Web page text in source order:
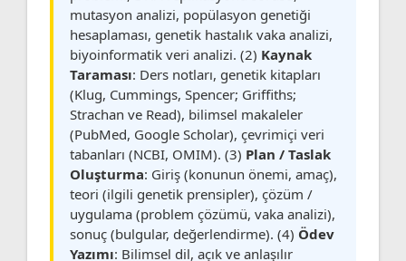
mutasyon analizi, popülasyon genetiği
hesaplaması, genetik hastalık vaka analizi,
biyoinformatik veri analizi. (2) Kaynak
Taraması: Ders notları, genetik kitapları
(Klug, Cummings, Spencer; Griffiths;
Strachan ve Read), bilimsel makaleler
(PubMed, Google Scholar), çevrimiçi veri
tabanları (NCBI, OMIM). (3) Plan / Taslak
Oluşturma: Giriş (konunun önemi, amaç),
teori (ilgili genetik prensipler), çözüm /
uygulama (problem çözümü, vaka analizi),
sonuç (bulgular, değerlendirme). (4) Ödev
Yazımı: Bilimsel dil, açık ve anlaşılır